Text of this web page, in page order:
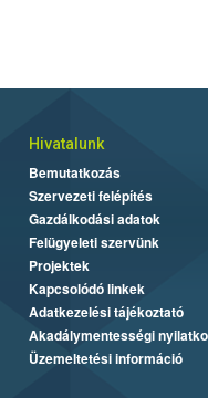
Hivatalunk
Bemutatkozás
Szervezeti felépítés
Gazdálkodási adatok
Felügyeleti szervünk
Projektek
Kapcsolódó linkek
Adatkezelési tájékoztató
Akadálymentességi
Üzemeltetési információ